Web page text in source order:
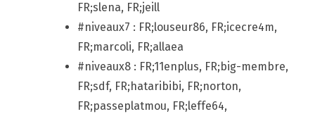
FR;slena, FR;jeill
#niveaux7 : FR;louseur86, FR;icecre4m,
FR;marcoli, FR;allaea
#niveaux8 : FR;11enplus, FR;big-membre,
FR;sdf, FR;hataribibi, FR;norton,
FR;passeplatmou, FR;leffe64,